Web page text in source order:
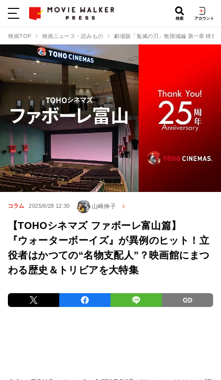
検索 アカウント
映画TOP 映画ニュース・読みもの 劇場版「鬼滅の刃」無限城編 第一章 猗窩
コラム 2025/8/28 12:30 山崎伸子
【TOHOシネマズ ファボーレ富山篇】
『ウォーターボーイズ』が異例のヒット！立
役者はかつての“名物支配人”？映画館にまつ
わる歴史＆トリビアを大特集